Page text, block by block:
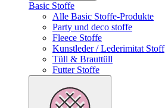
Basic Stoffe
Alle Basic Stoffe-Produkte
Party und deco stoffe
Fleece Stoffe
Kunstleder / Lederimitat Stoff
Tüll & Brauttüll
Futter Stoffe